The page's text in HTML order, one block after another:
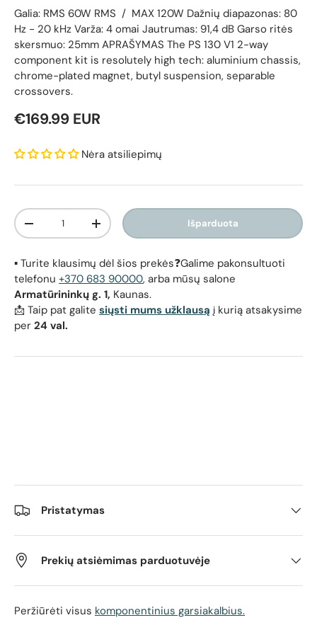
Galia: RMS 60W RMS / MAX 120W Dažnių diapazonas: 80
Hz - 20 kHz Varža: 4 omai Jautrumas: 91,4 dB Garso ritės
skersmuo: 25mm APRAŠYMAS The PS 130 V1 2-way
component kit is resolutely high tech: aluminium chassis,
chrome-plated magnet, butyl suspension, separable
crossovers.
Reguliari kaina
€169.99 EUR
Nėra atsiliepimų
Kiekis
Sumažinti kiekįPadidinti kiekį Išparduota
▪️ Turite klausimų dėl šios prekės❓Galime pakonsultuoti
telefonu +370 683 90000, arba mūsų salone
Armatūrininkų g. 1, Kaunas.
📩 Taip pat galite siųsti mums užklausą į kurią atsakysime
per 24 val.
Pristatymas
Prekių atsiėmimas parduotuvėje
Peržiūrėti visus komponentinius garsiakalbius.